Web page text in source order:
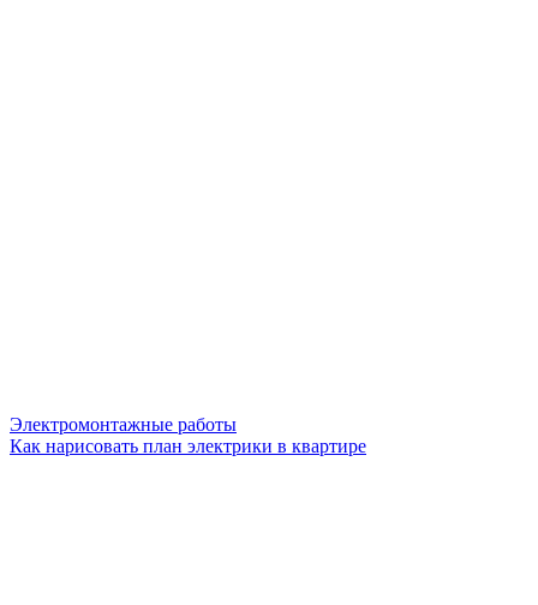
Электромонтажные работы
Как нарисовать план электрики в квартире